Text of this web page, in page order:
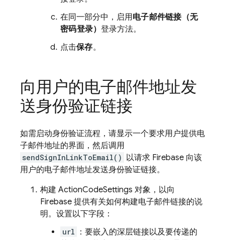
在同一部分中，启用电子邮件链接（无
密码登录）登录方法。
点击保存。
向用户的电子邮件地址发
送身份验证链接
如需启动身份验证流程，请显示一个要求用户提供电
子邮件地址的界面，然后调用
sendSignInLinkToEmail() 以请求 Firebase 向该
用户的电子邮件地址发送身份验证链接。
构建 ActionCodeSettings 对象，以向
Firebase 提供有关如何构建电子邮件链接的说
明。设置以下字段：
url
：要嵌入的深层链接以及要传递的